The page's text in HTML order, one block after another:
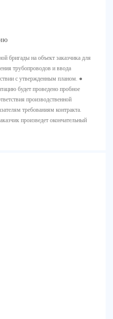
бригады на объект заказчика для
трубопроводов и ввода
с утвержденным планом. ●
будет проведено пробное
производственной
требованиям контракта.
произведет окончательный